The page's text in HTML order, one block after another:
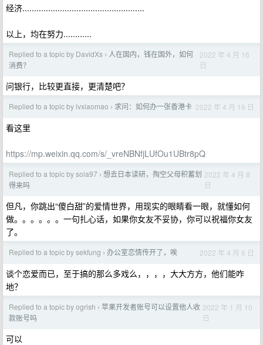
经济....................................................
以上，均在努力............
Replied to a topic by DavidXs › 人在国内，钱在国外，如何
消费？
2022 年 4 月 16
日
问银行，比较更直接，更清楚吧？
Replied to a topic by lvxiaomao › 求问：如何办一张香港卡 2022 年 4 月 16 日
看这里
https://mp.weixin.qq.com/s/_vreNBNfjLUfOu1UBtr8pQ
Replied to a topic by sola97 › 想去日本读研，掏空父母积蓄划
得来吗
2022 年 4 月 8
日
但凡，你跳出“傻白甜”的爱情世界，用现实的眼睛看一眼，就懂如何
做。。。。。。一句扎心话，如果你女友不妥协，你可以祝福你女友
了。
Replied to a topic by sekfung › 办公室恋情传开了，唉 2022 年 4 月 6 日
谈个恋爱而已，至于搞的那么多戏么，，，，大大方方，他们能咋
地？
Replied to a topic by ogrish › 苹果开发者账号可以设置他人收
款账号吗
2022 年 1 月 10
日
可以